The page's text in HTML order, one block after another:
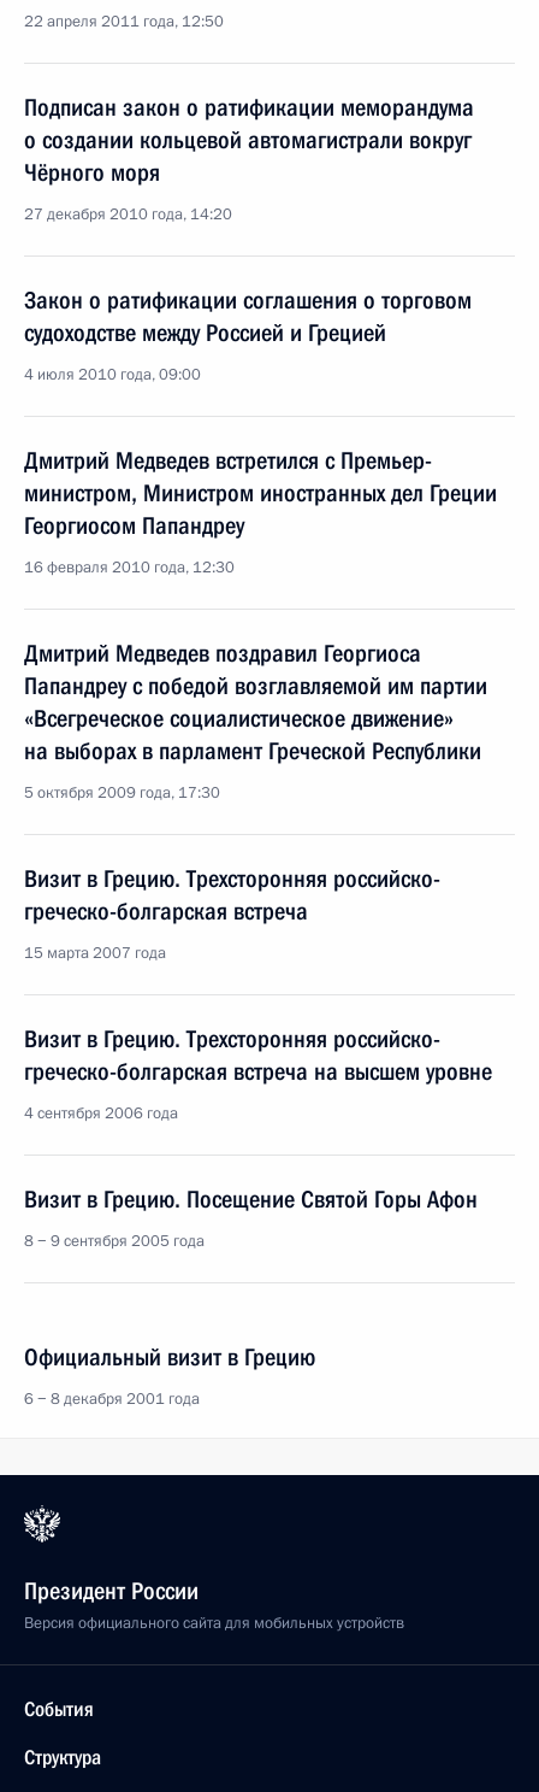
22 апреля 2011 года, 12:50
Подписан закон о ратификации меморандума
о создании кольцевой автомагистрали вокруг
Чёрного моря
27 декабря 2010 года, 14:20
Закон о ратификации соглашения о торговом
судоходстве между Россией и Грецией
4 июля 2010 года, 09:00
Дмитрий Медведев встретился с Премьер-
министром, Министром иностранных дел Греции
Георгиосом Папандреу
16 февраля 2010 года, 12:30
Дмитрий Медведев поздравил Георгиоса
Папандреу с победой возглавляемой им партии
«Всегреческое социалистическое движение»
на выборах в парламент Греческой Республики
5 октября 2009 года, 17:30
Визит в Грецию. Трехсторонняя российско-
греческо-болгарская встреча
15 марта 2007 года
Визит в Грецию. Трехсторонняя российско-
греческо-болгарская встреча на высшем уровне
4 сентября 2006 года
Визит в Грецию. Посещение Святой Горы Афон
8 − 9 сентября 2005 года
Официальный визит в Грецию
6 − 8 декабря 2001 года
Президент России
Версия официального сайта для мобильных устройств
События
Структура